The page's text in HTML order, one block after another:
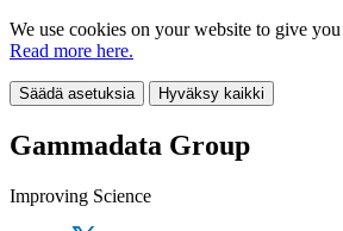
We use cookies on your website to give you
Read more here.
Säädä asetuksia Hyväksy kaikki
Gammadata Group
Improving Science